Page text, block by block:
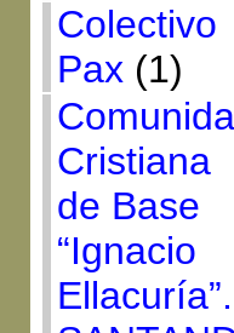
Colectivo
Pax (1)
Cristiana
de Base
“Ignacio
Ellacuría”.